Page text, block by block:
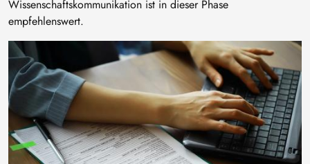
Bild
Wissenschaftskommunikation ist in dieser Phase
empfehlenswert.